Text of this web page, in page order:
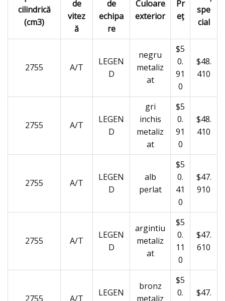
cilindrică
(cm3)
de
vitez
ă
de
echipa
re
Culoare
exterior
Pr
eț
spe
cial
2755 A/T
LEGEN
D
negru
metaliz
at
$5
0.
91
0
$48.
410
2755 A/T
LEGEN
D
gri
inchis
metaliz
at
$5
0.
91
0
$48.
410
2755 A/T
LEGEN
D
alb
perlat
$5
0.
41
0
$47.
910
2755 A/T
LEGEN
D
argintiu
metaliz
at
$5
0.
11
0
$47.
610
2755 A/T
LEGEN
bronz
metaliz
$5
0.
$47.